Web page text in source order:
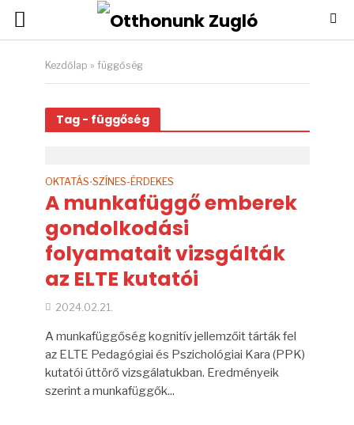
Kezdőlap » függőség
Tag - függőség
OKTATÁS•SZÍNES-ÉRDEKES
A munkafüggő emberek
gondolkodási
folyamatait vizsgálták
az ELTE kutatói
2024.02.21.
A munkafüggőség kognitív jellemzőit tárták fel
az ELTE Pedagógiai és Pszichológiai Kara (PPK)
kutatói úttörő vizsgálatukban. Eredményeik
szerint a munkafüggők...